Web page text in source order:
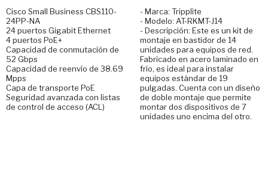
Cisco Small Business CBS110-
24PP-NA
24 puertos Gigabit Ethernet
4 puertos PoE+
Capacidad de conmutación de
52 Gbps
Capacidad de reenvío de 38.69
Mpps
Capa de transporte PoE
Seguridad avanzada con listas
de control de acceso (ACL)
- Marca: Tripplite
- Modelo: AT-RKMT-J14
- Descripción: Este es un kit de
montaje en bastidor de 14
unidades para equipos de red.
Fabricado en acero laminado en
frío, es ideal para instalar
equipos estándar de 19
pulgadas. Cuenta con un diseño
de doble montaje que permite
montar dos dispositivos de 7
unidades uno encima del otro.